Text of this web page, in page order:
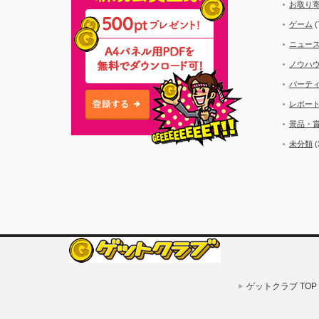
お取り
ゲーム
ニュー
ノウハ
パーテ
レポー
景品・
未分類
ゲットクラブ TOP